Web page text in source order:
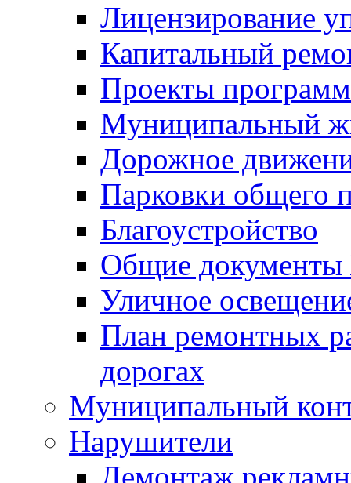
Лицензирование
Капитальный
Проекты программ
Муниципальный
Дорожное
Парковки общего
Благоустройство
Общие
Уличное
План ремонтных
дорогах
Муниципальный
Нарушители